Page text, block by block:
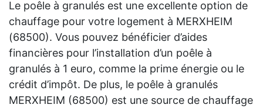
Le poêle à granulés est une excellente option de
chauffage pour votre logement à MERXHEIM
(68500). Vous pouvez bénéficier d’aides
financières pour l’installation d’un poêle à
granulés à 1 euro, comme la prime énergie ou le
crédit d’impôt. De plus, le poêle à granulés
MERXHEIM (68500) est une source de chauffage